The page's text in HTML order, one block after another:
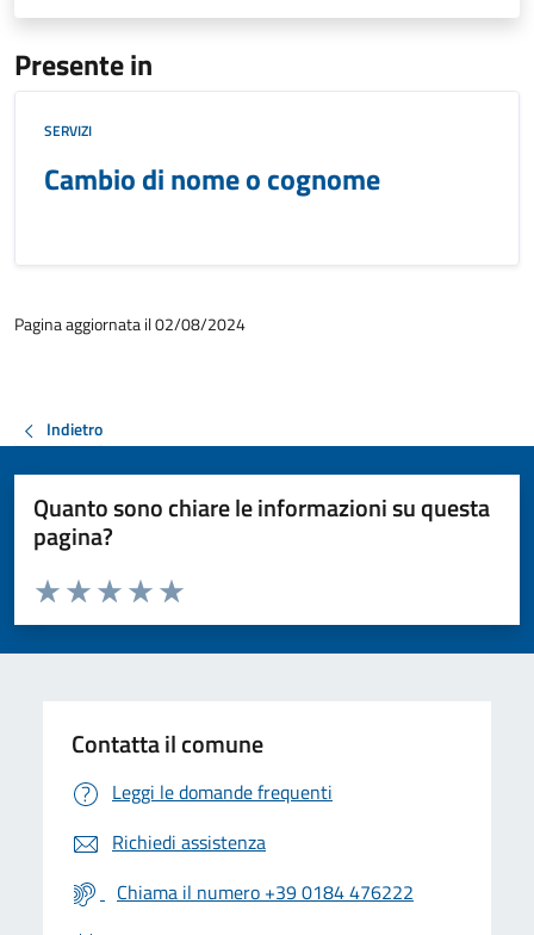
Presente in
SERVIZI
Cambio di nome o cognome
Pagina aggiornata il 02/08/2024
Indietro
Quanto sono chiare le informazioni su questa
pagina?
Valuta da 1 a 5 stelle la pagina
Valuta 5 stelle su 5
Valuta 4 stelle su 5
Valuta 3 stelle su 5
Valuta 2 stelle su 5
Valuta 1 stelle su 5
Contatta il comune
Leggi le domande frequenti
Richiedi assistenza
Chiama il numero +39 0184 476222